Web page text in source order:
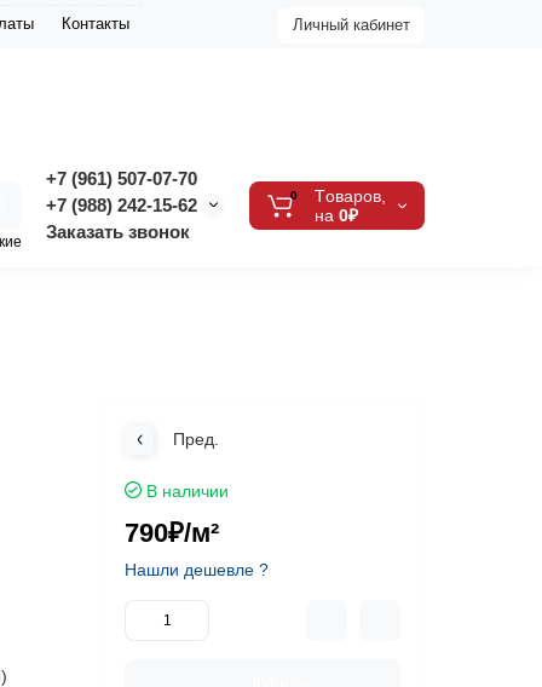
Контакты Личный кабинет
+7 (961) 507-07-70
+7 (988) 242-15-62
Заказать звонок
0
Tоваров,
на 0₽
Пред.
В наличии
790₽/м²
Нашли дешевле ?